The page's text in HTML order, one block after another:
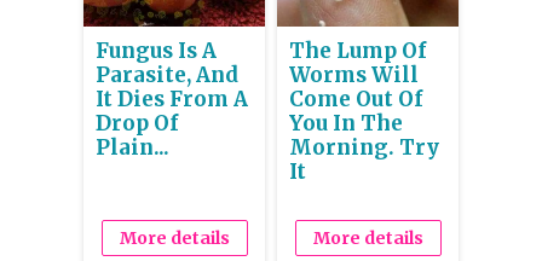
Fungus Is A
Parasite, And
It Dies From A
Drop Of
Plain...
More details
The Lump Of
Worms Will
Come Out Of
You In The
Morning. Try
It
More details